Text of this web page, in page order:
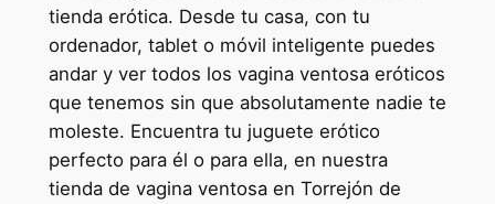
tienda erótica. Desde tu casa, con tu
ordenador, tablet o móvil inteligente puedes
andar y ver todos los vagina ventosa eróticos
que tenemos sin que absolutamente nadie te
moleste. Encuentra tu juguete erótico
perfecto para él o para ella, en nuestra
tienda de vagina ventosa en Torrejón de